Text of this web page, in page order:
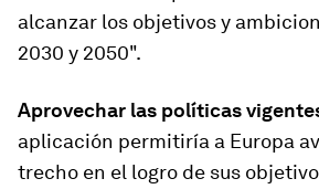
alcanzar los objetivos y
2030 y 2050".
Aprovechar las políticas
aplicación permitiría a Europa
trecho en el logro de sus